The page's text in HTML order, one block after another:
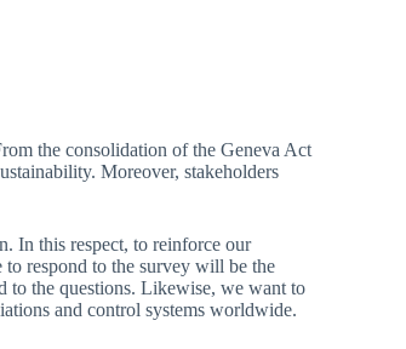
the consolidation of the Geneva Act
Moreover, stakeholders
In this respect, to reinforce our
respond to the survey will be the
to the questions. Likewise, we want to
and control systems worldwide.